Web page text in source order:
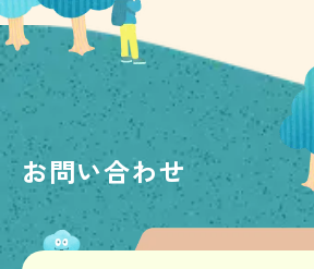
お問い合わせ